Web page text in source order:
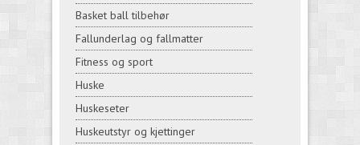
Basket ball tilbehør
Fallunderlag og fallmatter
Fitness og sport
Huske
Huskeseter
Huskeutstyr og kjettinger